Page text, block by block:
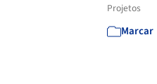
Projetos
Marcar